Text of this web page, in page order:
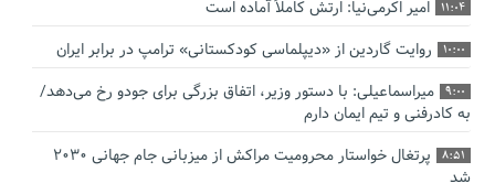
11:04 امیر اکرمی‌نیا: ارتش کاملاً آماده است
10:00 روایت گاردین از «دیپلماسی کودکستانی» ترامپ در برابر ایران
9:00
میراسماعیلی: با دستور وزیر، اتفاق بزرگی برای جودو رخ می‌دهد/
به کادرفنی و تیم ایمان دارم
8:51
پرتغال خواستار محرومیت مراکش از میزبانی جام جهانی ۲۰۳۰
شد